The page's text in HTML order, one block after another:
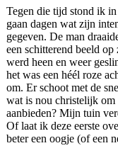
Tegen die tijd stond ik
gaan dagen wat zijn
gegeven. De man
een schitterend beeld
werd heen en weer
het was een héél roze
om. Er schoot met de
wat is nou christelijk
aanbieden? Mijn tuin
Of laat ik deze eerste
beter een oogje (of een